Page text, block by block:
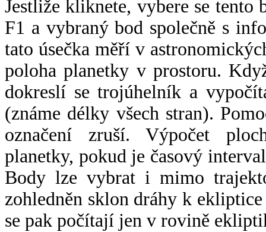
Jestliže kliknete, vybere se tento
F1 a vybraný bod společně s
tato úsečka měří v
poloha planetky v prostoru.
dokreslí se trojúhelník a
(známe délky všech stran).
označení zruší. Výpočet
planetky, pokud je časový
Body lze vybrat i mimo
zohledněn sklon dráhy k
se pak počítají jen v rovině